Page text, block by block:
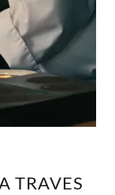
TRAVES